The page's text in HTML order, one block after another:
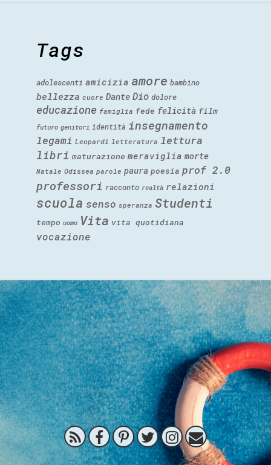
Tags
adolescenti amicizia amore bambino
bellezza cuore Dante Dio dolore
educazione famiglia fede felicità film
futuro genitori identità insegnamento
legami Leopardi letteratura lettura
libri maturazione meraviglia morte
Natale Odissea parole paura poesia prof 2.0
professori racconto realtà relazioni
scuola senso speranza Studenti
tempo uomo Vita vita quotidiana
vocazione